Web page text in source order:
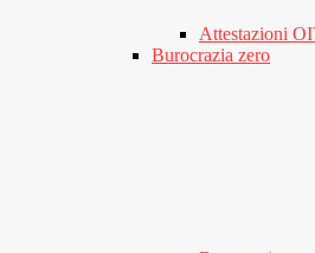
Attestazioni
Burocrazia zero